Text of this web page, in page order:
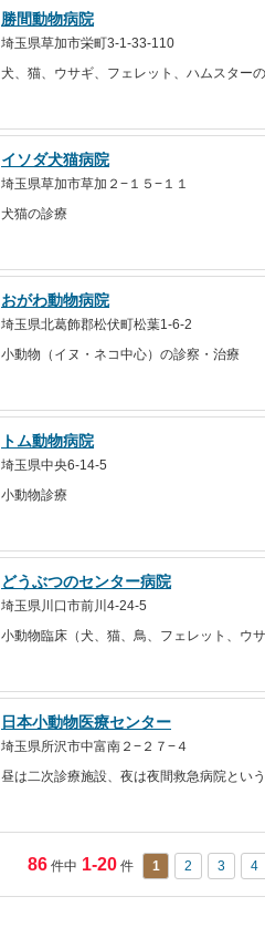
勝間動物病院
埼玉県草加市栄町3-1-33-110
犬、猫、ウサギ、フェレット、ハムスター
イソダ犬猫病院
埼玉県草加市草加２−１５−１１
犬猫の診療
おがわ動物病院
埼玉県北葛飾郡松伏町松葉1-6-2
小動物（イヌ・ネコ中心）の診察・治療
トム動物病院
埼玉県中央6-14-5
小動物診療
どうぶつのセンター病院
埼玉県川口市前川4-24-5
小動物臨床（犬、猫、鳥、フェレット、ウ
日本小動物医療センター
埼玉県所沢市中富南２−２７−４
昼は二次診療施設、夜は夜間救急病院とい
86件中 1-20件 1 2 3 4